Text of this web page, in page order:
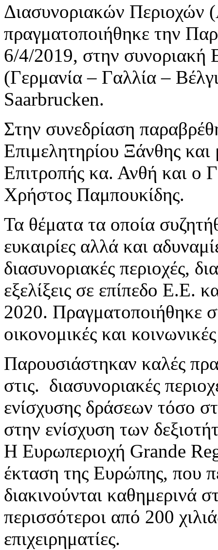
Διασυνοριακών Περιοχών
πραγματοποιήθηκε την
6/4/2019, στην συνοριακή
(Γερμανία – Γαλλία –
Saarbrucken.
Στην συνεδρίαση
Επιμελητηρίου Ξάνθης και
Επιτροπής κα. Ανθή και ο
Χρήστος Παμπουκίδης.
Τα θέματα τα οποία
ευκαιρίες αλλά και
διασυνοριακές περιοχές,
εξελίξεις σε επίπεδο Ε.Ε.
2020. Πραγματοποιήθηκε
οικονομικές και
Παρουσιάστηκαν καλές
στις. διασυνοριακές
ενίσχυσης δράσεων τόσο
στην ενίσχυση των
Η Ευρωπεριοχή Grande
έκταση της Ευρώπης, που
διακινούνται καθημερινά
περισσότεροι από 200
επιχειρηματίες.